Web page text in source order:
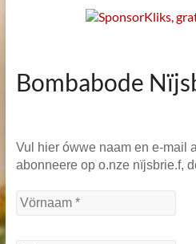
Bombabode
Vul hier ówwe naam en e-mail
abonneere op o.nze nïjsbrie.f,